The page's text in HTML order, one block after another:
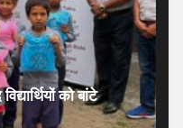
को बांटे